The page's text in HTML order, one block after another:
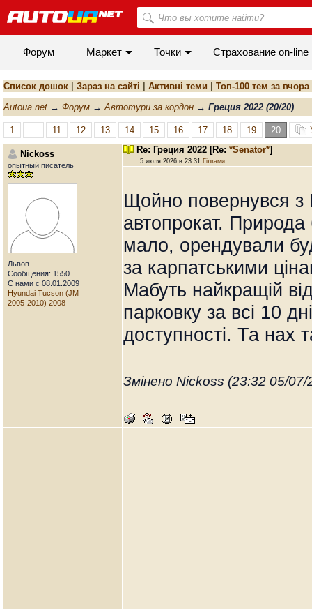
Форум Маркет Точки Cтрахование on-line
Список дошок Зараз на сайті Активні теми Топ-100 тем за вчора
Autoua.net → Форум →Автотури за кордон → Греция 2022 (20/20)
1 ... 11 12 13 14 15 16 17 18 19 20
Nickoss
опытный писатель
Львов
Сообщения: 1550
С нами с 08.01.2009
Hyundai Tucson (JM
2005-2010) 2008
Re: Греция 2022 [Re: *Senator*]
5 июля 2026 в 23:31 Гілками
Щойно повернувся з
автопрокат.
мало, орендували
за карпатськими
Мабуть найкращій
парковку за всі 10
доступності. Та наx
Змінено Nickoss (23:32 05/07/